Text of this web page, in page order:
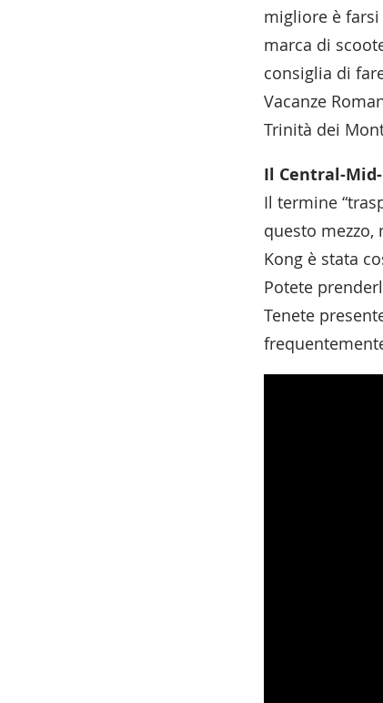
migliore è
marca di
consiglia di
Vacanze
Trinità dei
Il Central-
Il termine
questo mezzo,
Kong è stata
Potete
Tenete